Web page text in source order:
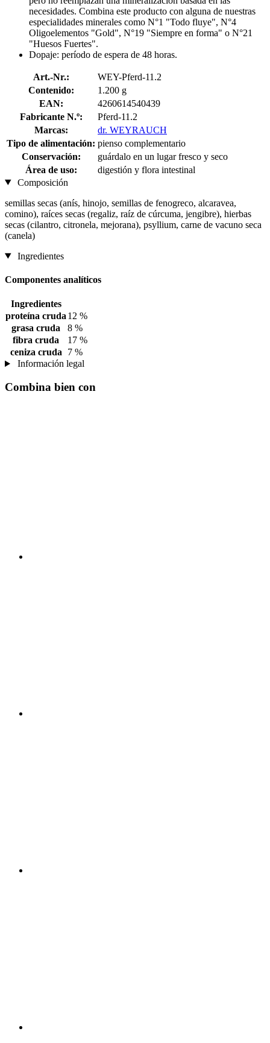
necesidades. Combina este producto con alguna de nuestras
especialidades minerales como N°1 "Todo fluye", N°4
Oligoelementos "Gold", N°19 "Siempre en forma" o N°21
"Huesos Fuertes".
Dopaje: período de espera de 48 horas.
Art.-Nr.:
WEY-Pferd-11.2
Contenido:
1.200 g
EAN:
4260614540439
Fabricante N.º:
Pferd-11.2
Marcas:
dr. WEYRAUCH
Tipo de alimentación: pienso complementario
Conservación:
guárdalo en un lugar fresco y seco
Área de uso:
digestión y flora intestinal
Composición
semillas secas (anís, hinojo, semillas de fenogreco, alcaravea,
comino), raíces secas (regaliz, raíz de cúrcuma, jengibre), hierbas
secas (cilantro, citronela, mejorana), psyllium, carne de vacuno seca
(canela)
Ingredientes
Componentes analíticos
Ingredientes
proteína cruda 12 %
grasa cruda
8 %
fibra cruda
17 %
ceniza cruda
7 %
Información legal
Combina bien con